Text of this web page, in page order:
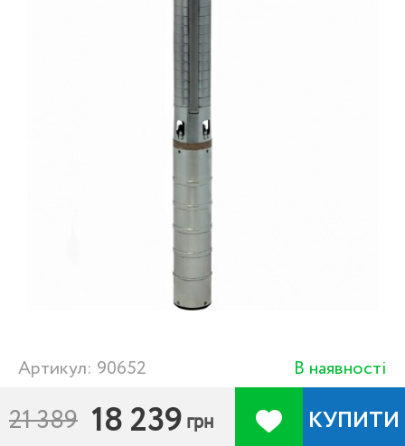
Артикул: 90652 В наявності
21 389 18 239 грн КУПИТИ